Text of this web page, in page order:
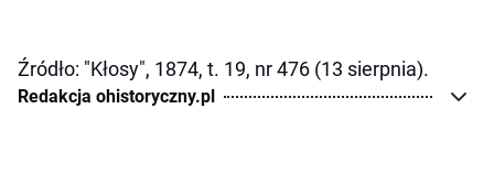
Źródło: "Kłosy", 1874, t. 19, nr 476 (13 sierpnia).
Redakcja ohistoryczny.pl